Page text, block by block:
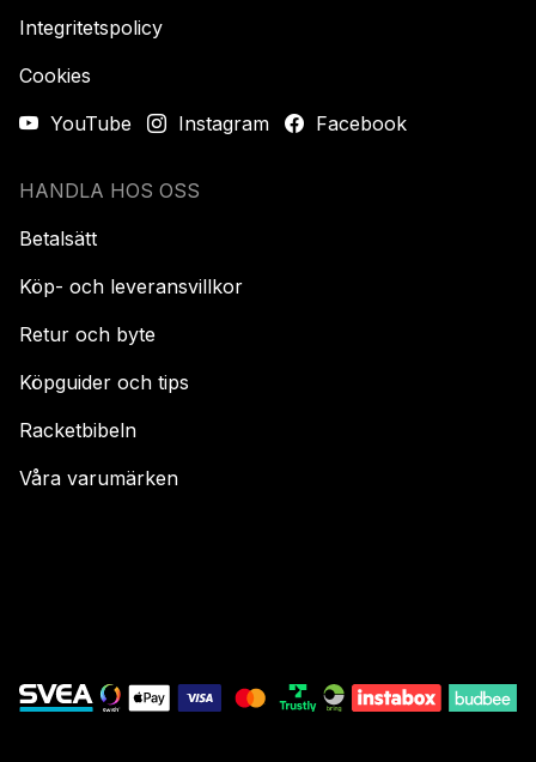
Integritetspolicy
Cookies
YouTube
Instagram Facebook
HANDLA HOS OSS
Betalsätt
Köp- och leveransvillkor
Retur och byte
Köpguider och tips
Racketbibeln
Våra varumärken